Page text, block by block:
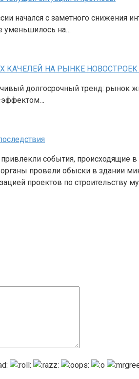
начался с заметного
уменьшилось на…
КАЧЕЛЕЙ НА РЫНКЕ
долгосрочный тренд: рынок
события, происходящие
провели обыски в здании
проектов по строительству